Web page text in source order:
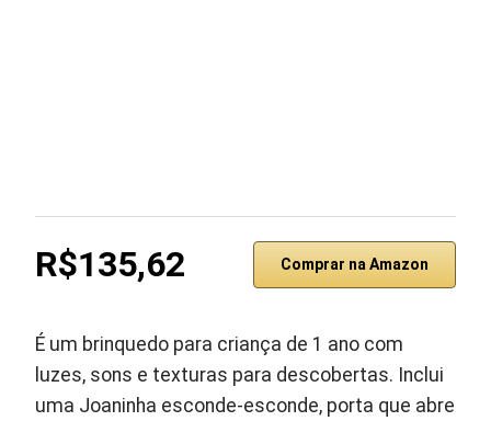
R$135,62 Comprar na Amazon
É um brinquedo para criança de 1 ano com
luzes, sons e texturas para descobertas. Inclui
uma Joaninha esconde-esconde, porta que abre